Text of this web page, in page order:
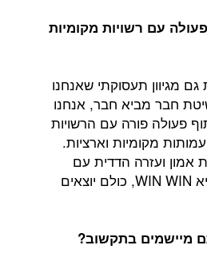
עם רשויות מקומיות
מגיוון תעסוקתי שאנחנו
חבר מביא חבר, אנחנו
פעולה פורה עם הרשויות
מקומיות וארציות.
אמון ועזרה הדדית עם
גופים אלה, כשהתוצאה היא WIN WIN, כולם יוצאים
מיישמים בתקשוב?